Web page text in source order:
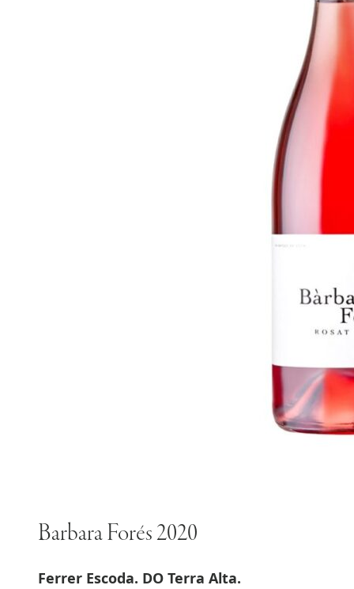
Barbara Forés 2020
Ferrer Escoda. DO Terra Alta.